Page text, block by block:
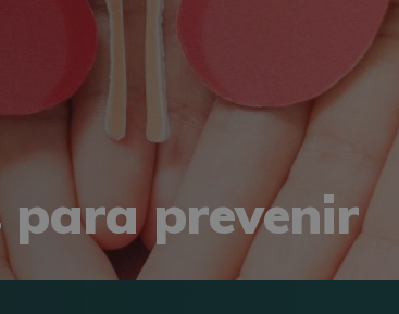
para prevenir